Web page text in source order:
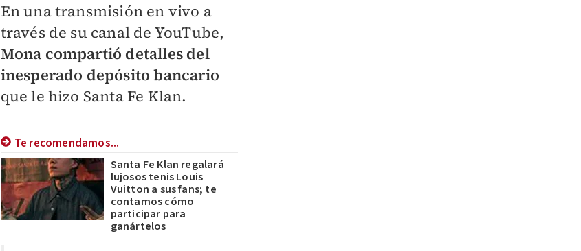
En una transmisión en vivo a
través de su canal de YouTube,
Mona compartió detalles del
inesperado depósito bancario
que le hizo Santa Fe Klan.
Te recomendamos...
Santa Fe Klan regalará
lujosos tenis Louis
Vuitton a sus fans; te
contamos cómo
participar para
ganártelos